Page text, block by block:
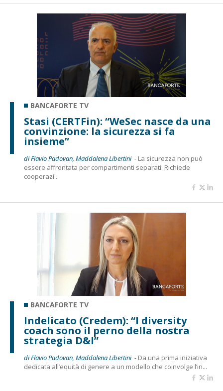
BANCAFORTE TV
Stasi (CERTFin): “WeSec nasce da una
convinzione: la sicurezza si fa
insieme”
di Flavio Padovan, Maddalena Libertini - La sicurezza non può
essere affrontata per compartimenti separati. Richiede
cooperazi...
BANCAFORTE TV
Indelicato (Credem): “I diversity
coach sono il perno della nostra
strategia D&I”
di Flavio Padovan, Maddalena Libertini - Da una prima iniziativa
dedicata all’equità di genere a un modello che coinvolge l’in...